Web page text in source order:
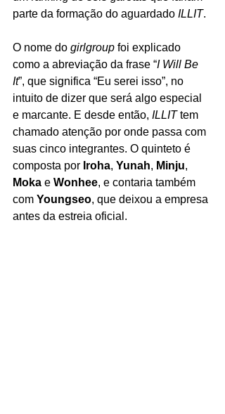
parte da formação do aguardado ILLIT.
O nome do girlgroup foi explicado
como a abreviação da frase “I Will Be
It”, que significa “Eu serei isso”, no
intuito de dizer que será algo especial
e marcante. E desde então, ILLIT tem
chamado atenção por onde passa com
suas cinco integrantes. O quinteto é
composta por Iroha, Yunah, Minju,
Moka e Wonhee, e contaria também
com Youngseo, que deixou a empresa
antes da estreia oficial.